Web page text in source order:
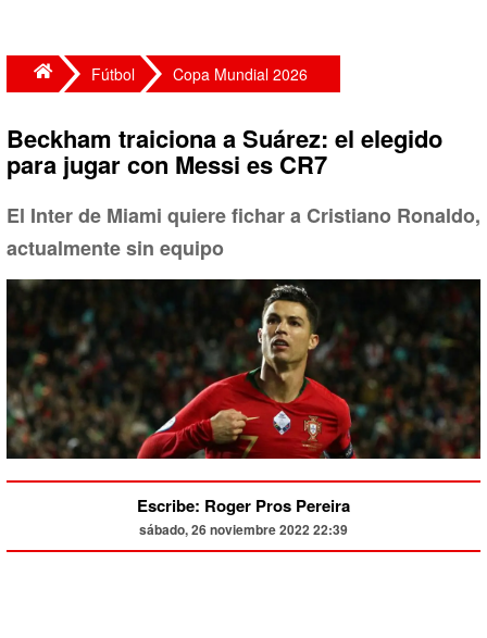
Fútbol Copa Mundial 2026
Beckham traiciona a Suárez: el elegido
para jugar con Messi es CR7
El Inter de Miami quiere fichar a Cristiano Ronaldo,
actualmente sin equipo
Escribe: Roger Pros Pereira
sábado, 26 noviembre 2022 22:39